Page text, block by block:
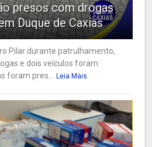
presos com drogas
Duque de Caxias
Pilar durante patrulhamento;
e dois veículos foram
foram pres...
Leia Mais